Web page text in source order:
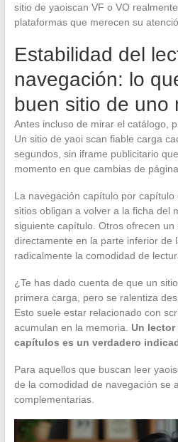
sitio de yaoiscan VF o VO
plataformas que merecen su
Estabilidad del
navegación: lo
buen sitio de uno
Antes incluso de mirar el catálogo,
Un sitio de yaoi scan fiable carga
segundos, sin iframe publicitario
momento en que cambias de página.
La navegación capítulo por capítulo
sitios obligan a volver a la ficha del
siguiente capítulo. Otros ofrecen un
directamente en la parte inferior de
radicalmente la comodidad de
¿Te has dado cuenta de que un
primera carga, pero se ralentiza
Esto suele estar relacionado con
acumulan en la memoria. Un
capítulos es un verdadero
Para aquellos que buscan leer
de la comodidad de navegación se
complementarias.